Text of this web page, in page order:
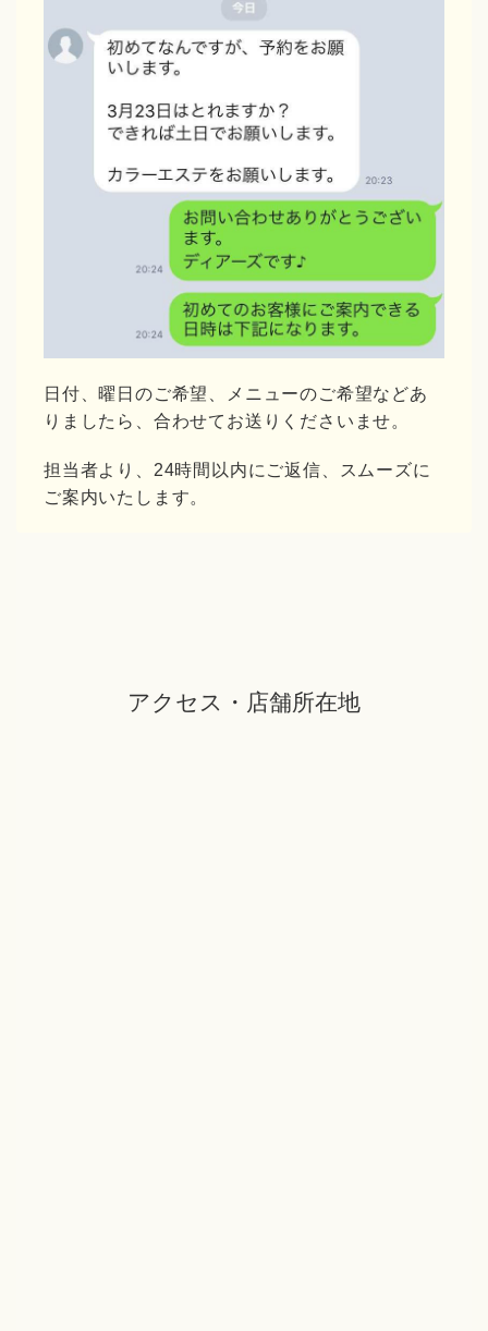
日付、曜日のご希望、メニューのご希望などあ
りましたら、合わせてお送りくださいませ。
担当者より、24時間以内にご返信、スムーズに
ご案内いたします。
アクセス・店舗所在地